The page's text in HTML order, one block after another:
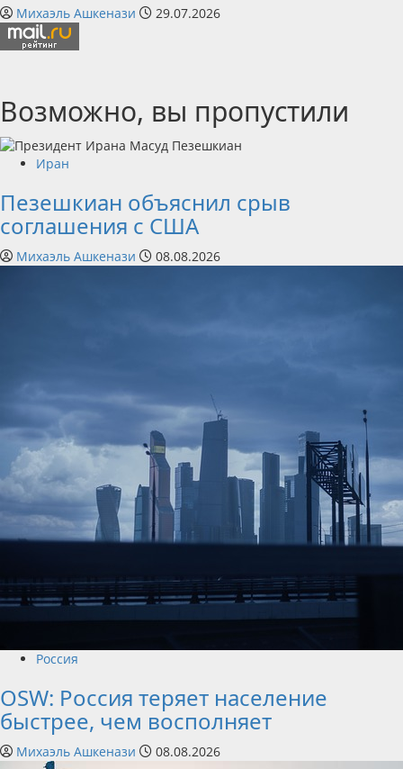
Михаэль Ашкенази 29.07.2026
Возможно, вы пропустили
Иран
Пезешкиан объяснил срыв
соглашения с США
Михаэль Ашкенази 08.08.2026
Россия
OSW: Россия теряет население
быстрее, чем восполняет
Михаэль Ашкенази 08.08.2026